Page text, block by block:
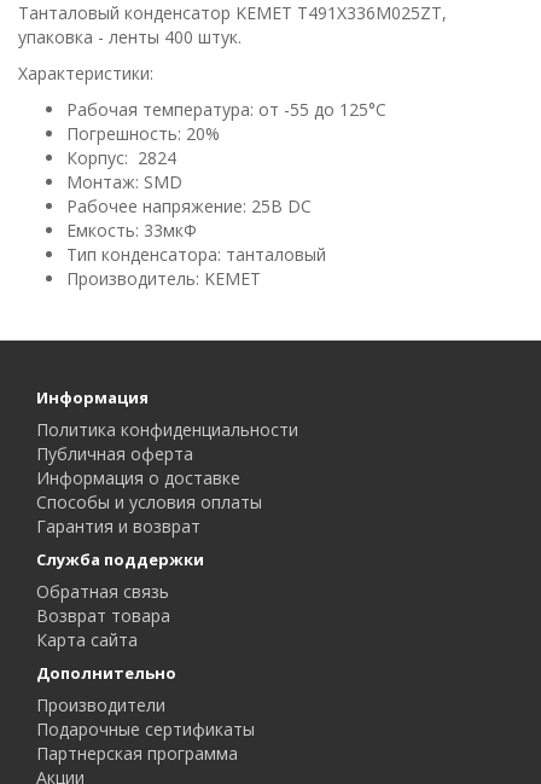
Танталовый конденсатор KEMET T491X336M025ZT,
упаковка - ленты 400 штук.
Характеристики:
Рабочая температура: от -55 до 125°C
Погрешность: 20%
Корпус: 2824
Монтаж: SMD
Рабочее напряжение: 25В DC
Емкость: 33мкФ
Тип конденсатора: танталовый
Производитель: KEMET
Информация
Политика конфиденциальности
Публичная оферта
Информация о доставке
Способы и условия оплаты
Гарантия и возврат
Служба поддержки
Обратная связь
Возврат товара
Карта сайта
Дополнительно
Производители
Подарочные сертификаты
Партнерская программа
Акции